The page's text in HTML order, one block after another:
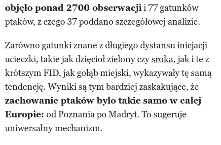
objęło ponad 2700 obserwacjii 77 gatunków
ptaków, z czego 37 poddano szczegółowej analizie.
Zarówno gatunki znane z długiego dystansu inicjacji
ucieczki, takie jak dzięcioł zielony czysroka, jak i te z
krótszym FID, jak gołąb miejski, wykazywały tę samą
tendencję. Wyniki są tym bardziej zaskakujące, że
zachowanie ptaków było takie samo w całej
Europie: od Poznania po Madryt. To sugeruje
uniwersalny mechanizm.